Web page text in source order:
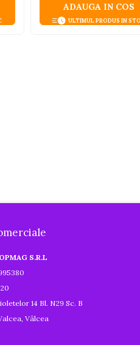
ADAUGA IN COS
ULTIMUL PRODUS IN
S.R.L
14 Bl. N29 Sc. B
Vâlcea